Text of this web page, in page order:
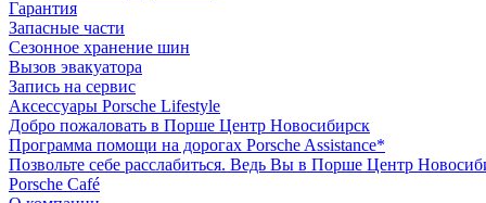
Гарантия
Запасные части
Сезонное хранение шин
Вызов эвакуатора
Запись на сервис
Аксессуары Porsche Lifestyle
Добро пожаловать в Порше Центр Новосибирск
Программа помощи на дорогах Porsche Assistance*
Позвольте себе расслабиться. Ведь Вы в Порше Центр
Porsche Café